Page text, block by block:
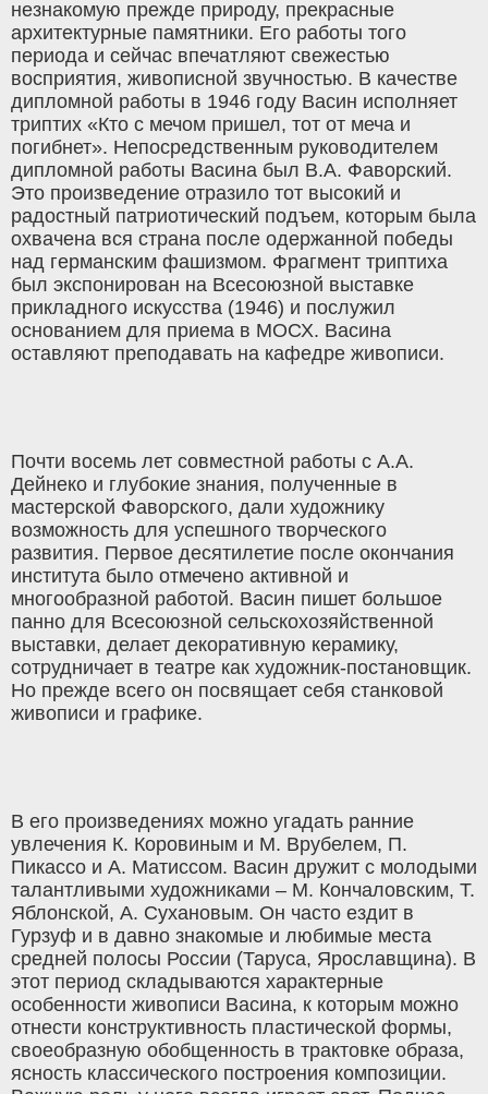
незнакомую прежде природу, прекрасные
архитектурные памятники. Его работы того
периода и сейчас впечатляют свежестью
восприятия, живописной звучностью. В качестве
дипломной работы в 1946 году Васин исполняет
триптих «Кто с мечом пришел, тот от меча и
погибнет». Непосредственным руководителем
дипломной работы Васина был В.А. Фаворский.
Это произведение отразило тот высокий и
радостный патриотический подъем, которым была
охвачена вся страна после одержанной победы
над германским фашизмом. Фрагмент триптиха
был экспонирован на Всесоюзной выставке
прикладного искусства (1946) и послужил
основанием для приема в МОСХ. Васина
оставляют преподавать на кафедре живописи.
Почти восемь лет совместной работы с А.А.
Дейнеко и глубокие знания, полученные в
мастерской Фаворского, дали художнику
возможность для успешного творческого
развития. Первое десятилетие после окончания
института было отмечено активной и
многообразной работой. Васин пишет большое
панно для Всесоюзной сельскохозяйственной
выставки, делает декоративную керамику,
сотрудничает в театре как художник-постановщик.
Но прежде всего он посвящает себя станковой
живописи и графике.
В его произведениях можно угадать ранние
увлечения К. Коровиным и М. Врубелем, П.
Пикассо и А. Матиссом. Васин дружит с молодыми
талантливыми художниками – М. Кончаловским, Т.
Яблонской, А. Сухановым. Он часто ездит в
Гурзуф и в давно знакомые и любимые места
средней полосы России (Таруса, Ярославщина). В
этот период складываются характерные
особенности живописи Васина, к которым можно
отнести конструктивность пластической формы,
своеобразную обобщенность в трактовке образа,
ясность классического построения композиции.